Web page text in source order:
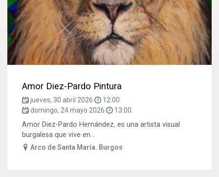
Amor Diez-Pardo Pintura
jueves, 30 abril 2026
12:00
domingo, 24 mayo 2026
13:00
Amor Diez-Pardo Hernández, es una artista visual
burgalesa que vive en...
Arco de Santa María. Burgos